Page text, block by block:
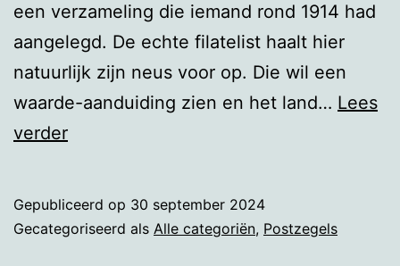
een verzameling die iemand rond 1914 had
aangelegd. De echte filatelist haalt hier
natuurlijk zijn neus voor op. Die wil een
waarde-aanduiding zien en het land… Lees
verderSluitzegels
Gepubliceerd op 30 september 2024
Gecategoriseerd als Alle categoriën, Postzegels